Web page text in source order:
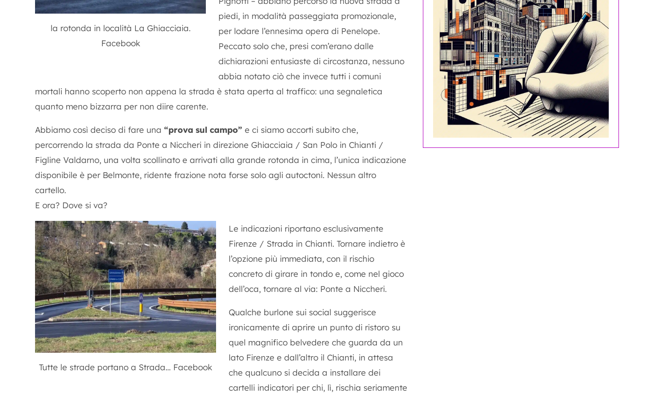
la rotonda in località La Ghiacciaia.
Facebook
piedi, in modalità passeggiata promozionale,
per lodare l’ennesima opera di Penelope.
Peccato solo che, presi com’erano dalle
dichiarazioni entusiaste di circostanza, nessuno
abbia notato ciò che invece tutti i comuni
mortali hanno scoperto non appena la strada è stata aperta al traffico: una segnaletica
quanto meno bizzarra per non diire carente.
Abbiamo così deciso di fare una “prova sul campo” e ci siamo accorti subito che,
percorrendo la strada da Ponte a Niccheri in direzione Ghiacciaia / San Polo in Chianti /
Figline Valdarno, una volta scollinato e arrivati alla grande rotonda in cima, l’unica indicazione
disponibile è per Belmonte, ridente frazione nota forse solo agli autoctoni. Nessun altro
cartello.
E ora? Dove si va?
Tutte le strade portano a Strada… Facebook
Le indicazioni riportano esclusivamente
Firenze / Strada in Chianti. Tornare indietro è
l’opzione più immediata, con il rischio
concreto di girare in tondo e, come nel gioco
dell’oca, tornare al via: Ponte a Niccheri.
Qualche burlone sui social suggerisce
ironicamente di aprire un punto di ristoro su
quel magnifico belvedere che guarda da un
lato Firenze e dall’altro il Chianti, in attesa
che qualcuno si decida a installare dei
cartelli indicatori per chi, lì, rischia seriamente